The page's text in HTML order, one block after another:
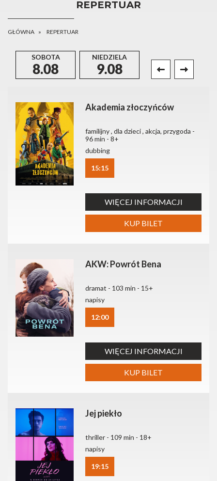
REPERTUAR
GŁÓWNA REPERTUAR
SOBOTA
8.08
NIEDZIELA
9.08 10.08
Akademia złoczyńców
familijny , dla dzieci , akcja, przygoda -
96 min - 8+
dubbing
15:15
WIĘCEJ INFORMACJI
KUP BILET
AKW: Powrót Bena
dramat - 103 min - 15+
napisy
12:00
WIĘCEJ INFORMACJI
KUP BILET
Jej piekło
thriller - 109 min - 18+
napisy
19:15